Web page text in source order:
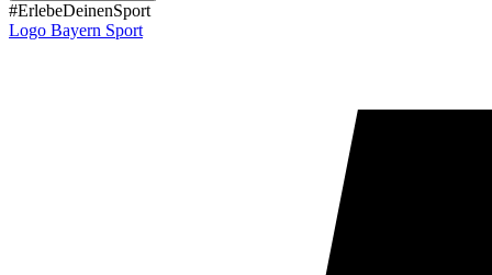
#ErlebeDeinenSport
Logo Bayern Sport